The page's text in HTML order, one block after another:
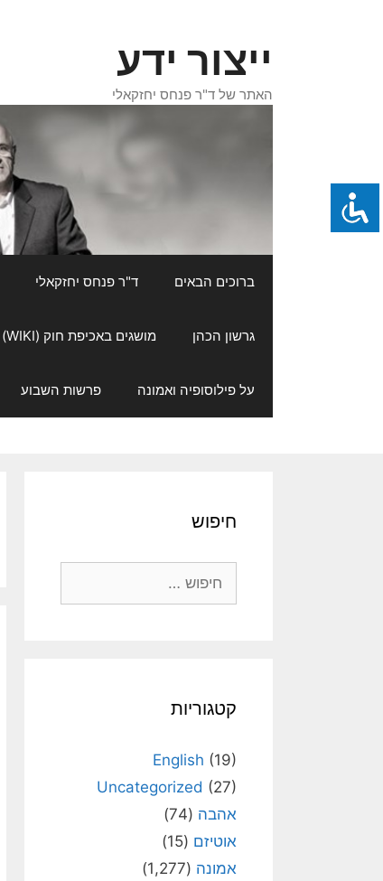
ייצור ידע
האתר של ד"ר פנחס יחזקאלי
ברוכים הבאים ד"ר פנחס יחזקאלי
גרשון הכהן מושגים באכיפת חוק (WIKI)
על פילוסופיה ואמונה פרשות השבוע
חיפוש
קטגוריות
English (19)
Uncategorized (27)
אהבה (74)
אוטיזם (15)
אמונה (1,277)